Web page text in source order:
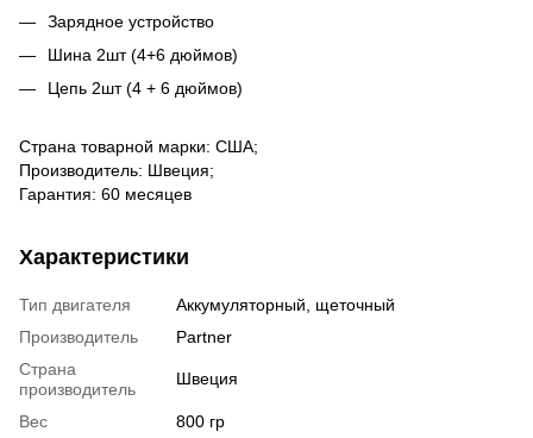
Зарядное устройство
Шина 2шт (4+6 дюймов)
Цепь 2шт (4 + 6 дюймов)
Страна товарной марки: США;
Производитель: Швеция;
Гарантия: 60 месяцев
Характеристики
Тип двигателя
Аккумуляторный, щеточный
Производитель
Partner
Страна
производитель
Швеция
Вес
800 гр